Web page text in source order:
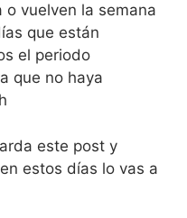
vuelven la semana
que están
el periodo
que no haya
este post y
estos días lo vas a